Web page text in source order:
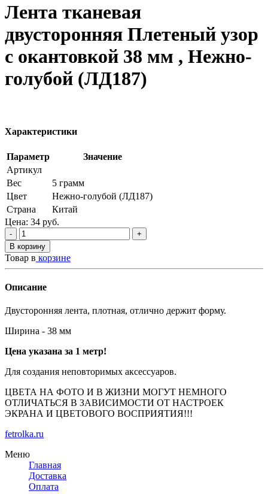
Лента тканевая
двусторонняя Плетеный узор
с окантовкой 38 мм , Нежно-
голубой (ЛД187)
Характеристики
Параметр
Значение
Артикул
Вес
5 грамм
Цвет
Нежно-голубой (ЛД187)
Страна
Китай
Цена: 34 руб.
-
+
В корзину
Товар в корзине
Описание
Двусторонняя лента, плотная, отлично держит форму.
Ширина - 38 мм
Цена указана за 1 метр!
Для создания неповторимых аксессуаров.
ЦВЕТА НА ФОТО И В ЖИЗНИ МОГУТ НЕМНОГО
ОТЛИЧАТЬСЯ В ЗАВИСИМОСТИ ОТ НАСТРОЕК
ЭКРАНА И ЦВЕТОВОГО ВОСПРИЯТИЯ!!!
fetrolka.ru
Меню
Главная
Доставка
Оплата